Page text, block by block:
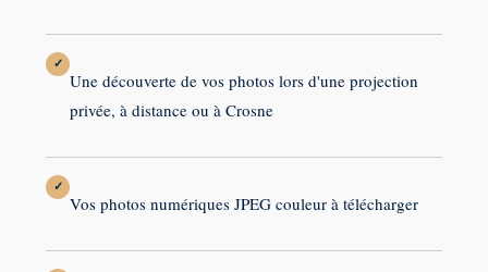
✓
Une découverte de vos photos lors d'une projection
privée, à distance ou à Crosne
✓
Vos photos numériques JPEG couleur à télécharger